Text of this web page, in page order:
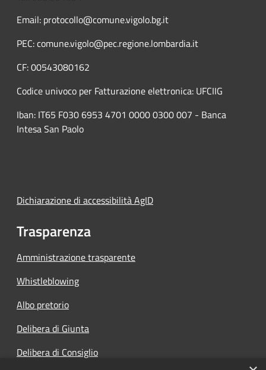
Email: protocollo@comune.vigolo.bg.it
PEC: comune.vigolo@pec.regione.lombardia.it
CF: 00543080162
Codice univoco per Fatturazione elettronica: UFCIIG
Iban: IT65 F030 6953 4701 0000 0300 007 - Banca
Intesa San Paolo
Dichiarazione di accessibilità AgID
Trasparenza
Amministrazione trasparente
Whistleblowing
Albo pretorio
Delibera di Giunta
Delibera di Consiglio